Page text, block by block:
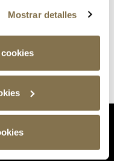
Mostrar detalles